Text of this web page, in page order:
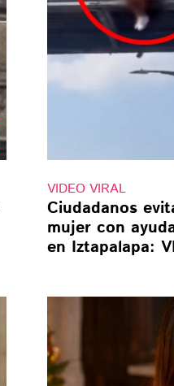
VIDEO VIRAL
Ciudadanos
mujer con
en Iztapalapa: